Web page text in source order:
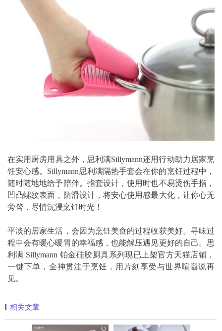
在实用厨房用具之外，思利满Sillymann还用行动助力居家烹
饪安心感。Sillymann思利满隔热手套会在你的烹饪过程中，
随时随地地给予陪伴。指套设计，使用时也不易烫伤手指，
凹凸螺纹表面，防滑设计，将安心使用感最大化，让你心无
旁骛，尽情沉浸烹饪时光！
平淡的居家生活，会因为烹饪美食的过程收获美好。寻味过
程中会有暖心暖胃的幸福感，也能解压遇见更好的自己。思
利满 Sillymann 铂金硅胶厨具系列现已上架官方天猫店铺，
一键下单，全神贯注于烹饪，用片刻享受与世界喧嚣说再
见。
相关文章